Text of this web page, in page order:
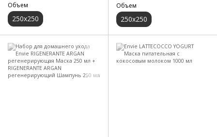
Объем
250х250
волос 250 мл
Объем
250х250